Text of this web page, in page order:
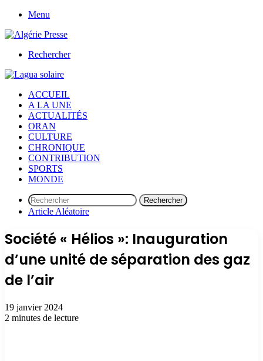
Menu
Rechercher
ACCUEIL
A LA UNE
ACTUALITÉS
ORAN
CULTURE
CHRONIQUE
CONTRIBUTION
SPORTS
MONDE
Rechercher
Article Aléatoire
Société « Hélios »: Inauguration
d’une unité de séparation des gaz
de l’air
19 janvier 2024
2 minutes de lecture